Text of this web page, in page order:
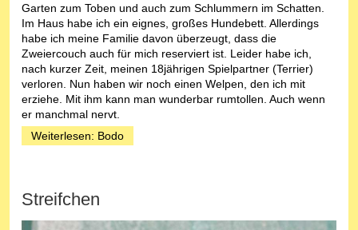
Garten zum Toben und auch zum Schlummern im Schatten.
Im Haus habe ich ein eignes, großes Hundebett. Allerdings
habe ich meine Familie davon überzeugt, dass die
Zweiercouch auch für mich reserviert ist. Leider habe ich,
nach kurzer Zeit, meinen 18jährigen Spielpartner (Terrier)
verloren. Nun haben wir noch einen Welpen, den ich mit
erziehe. Mit ihm kann man wunderbar rumtollen. Auch wenn
er manchmal nervt.
Weiterlesen: Bodo
Streifchen